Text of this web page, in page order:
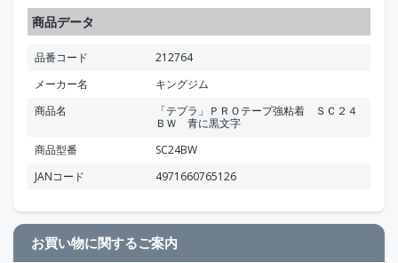
商品データ
品番コード
212764
メーカー名
キングジム
商品名
「テプラ」ＰＲＯテープ強粘着 ＳＣ２４
ＢＷ 青に黒文字
商品型番
SC24BW
JANコード
4971660765126
お買い物に関するご案内